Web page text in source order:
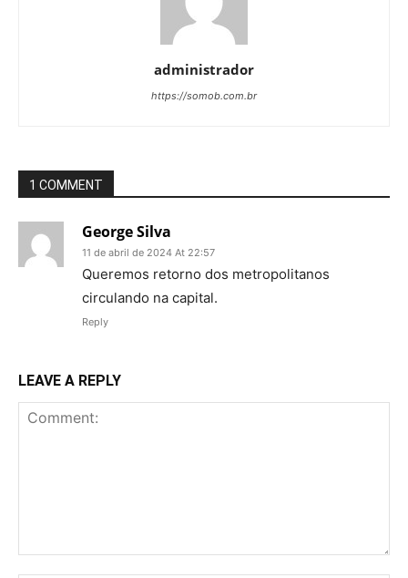
administrador
https://somob.com.br
1 COMMENT
George Silva
11 de abril de 2024 At 22:57
Queremos retorno dos metropolitanos
circulando na capital.
Reply
LEAVE A REPLY